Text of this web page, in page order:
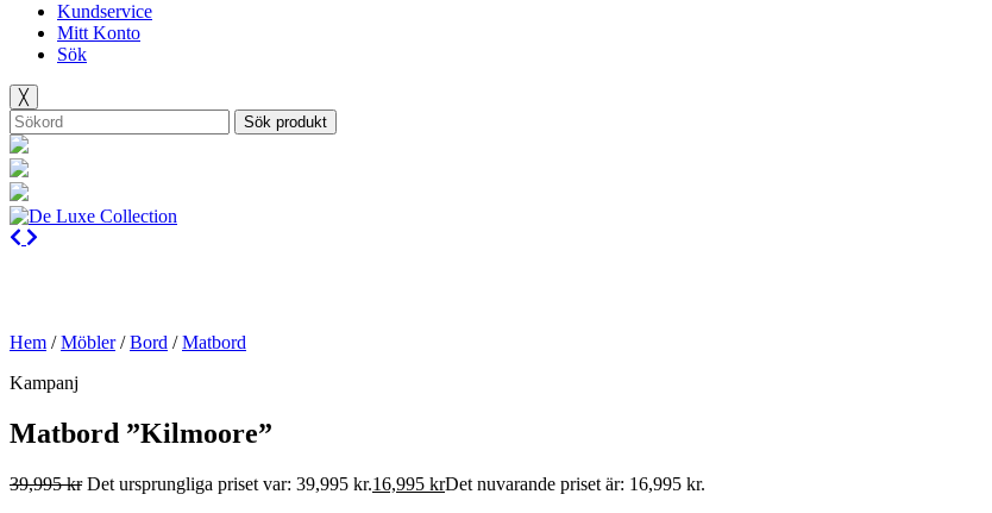
Kundservice
Mitt Konto
Sök
╳
Sök produkt
Hem /Möbler/Bord /Matbord
Kampanj
Matbord ”Kilmoore”
39,995kr Det ursprungliga priset var: 39,995 kr.16,995 krDet nuvarande priset är: 16,995 kr.